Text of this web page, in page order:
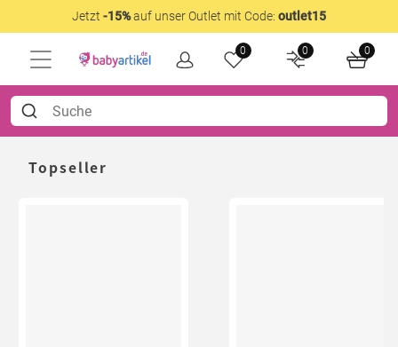
Jetzt -15%auf unser Outlet mit Code: outlet15
0 0 0
Topseller